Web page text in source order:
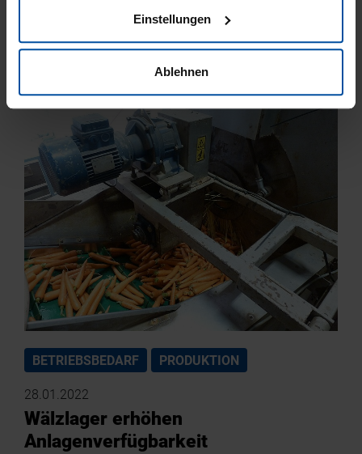
Einstellungen
Ablehnen
Teilnehmer*innen loggten sich ein, verfolgten
Reden und Präsentationen im…
BETRIEBSBEDARF PRODUKTION
28.01.2022
Wälzlager erhöhen
Anlagenverfügbarkeit